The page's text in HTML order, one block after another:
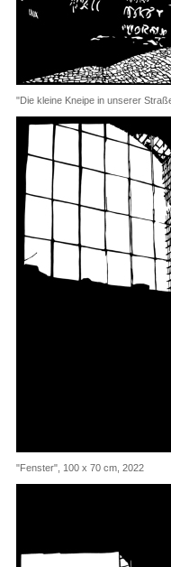
"Die kleine Kneipe in unserer
"Fenster", 100 x 70 cm, 2022